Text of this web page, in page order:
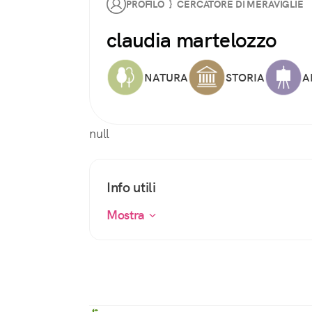
PROFILO } CERCATORE DI MERAVIGLIE
claudia martelozzo
NATURA STORIA
null
Info utili
Mostra